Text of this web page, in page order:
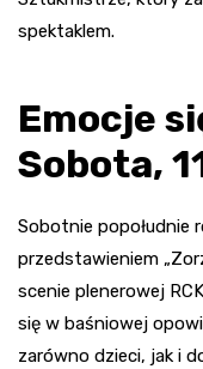
spektaklem.
Emocje
Sobota,
Sobotnie popołudnie
przedstawieniem
scenie plenerowej
się w baśniowej
zarówno dzieci, jak i